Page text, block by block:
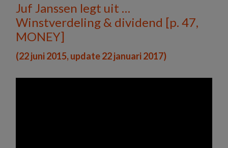
Juf Janssen legt uit …
Winstverdeling & dividend [p. 47,
MONEY]
(22 juni 2015, update 22 januari 2017)